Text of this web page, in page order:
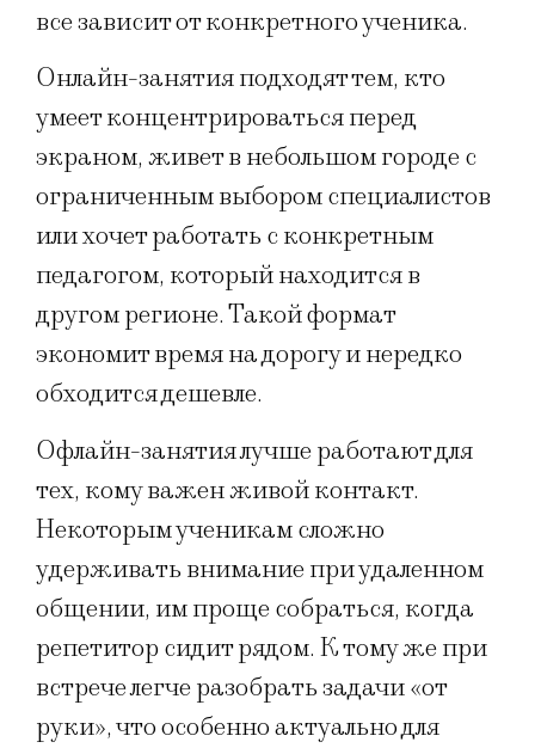
все зависит от конкретного ученика.
Онлайн-занятия подходят тем, кто
умеет концентрироваться перед
экраном, живет в небольшом городе с
ограниченным выбором специалистов
или хочет работать с конкретным
педагогом, который находится в
другом регионе. Такой формат
экономит время на дорогу и нередко
обходится дешевле.
Офлайн-занятия лучше работают для
тех, кому важен живой контакт.
Некоторым ученикам сложно
удерживать внимание при удаленном
общении, им проще собраться, когда
репетитор сидит рядом. К тому же при
встрече легче разобрать задачи «от
руки», что особенно актуально для